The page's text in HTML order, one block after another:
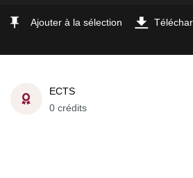
Ajouter à la sélection
ECTS
0 crédits